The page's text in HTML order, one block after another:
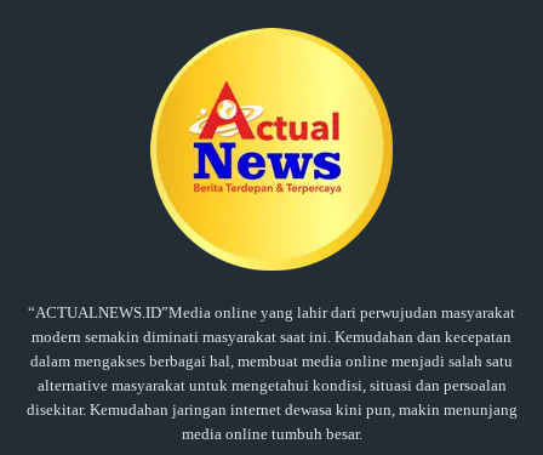
“ACTUALNEWS.ID”Media online yang lahir dari perwujudan masyarakat
modern semakin diminati masyarakat saat ini. Kemudahan dan kecepatan
dalam mengakses berbagai hal, membuat media online menjadi salah satu
alternative masyarakat untuk mengetahui kondisi, situasi dan persoalan
disekitar. Kemudahan jaringan internet dewasa kini pun, makin menunjang
media online tumbuh besar.